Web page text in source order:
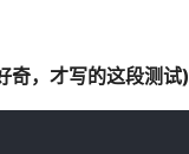
，才写的这段测试)